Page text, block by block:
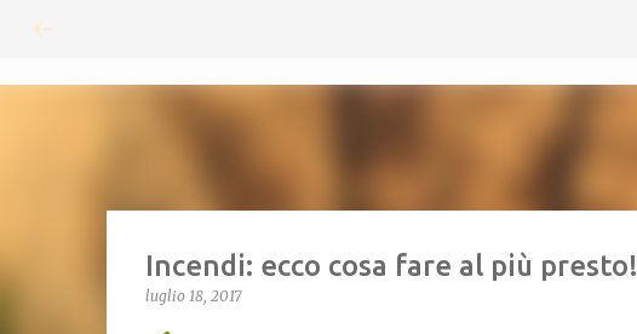
Incendi: ecco cosa fare al più presto!
luglio 18, 2017